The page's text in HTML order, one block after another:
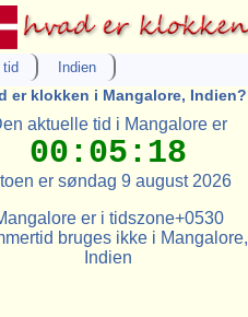
tid Indien
er klokken i Mangalore, Indien?
aktuelle tid i Mangalore er
00:05:18
er søndag 9 august 2026
er i tidszone+0530
bruges ikke i Mangalore,
Indien